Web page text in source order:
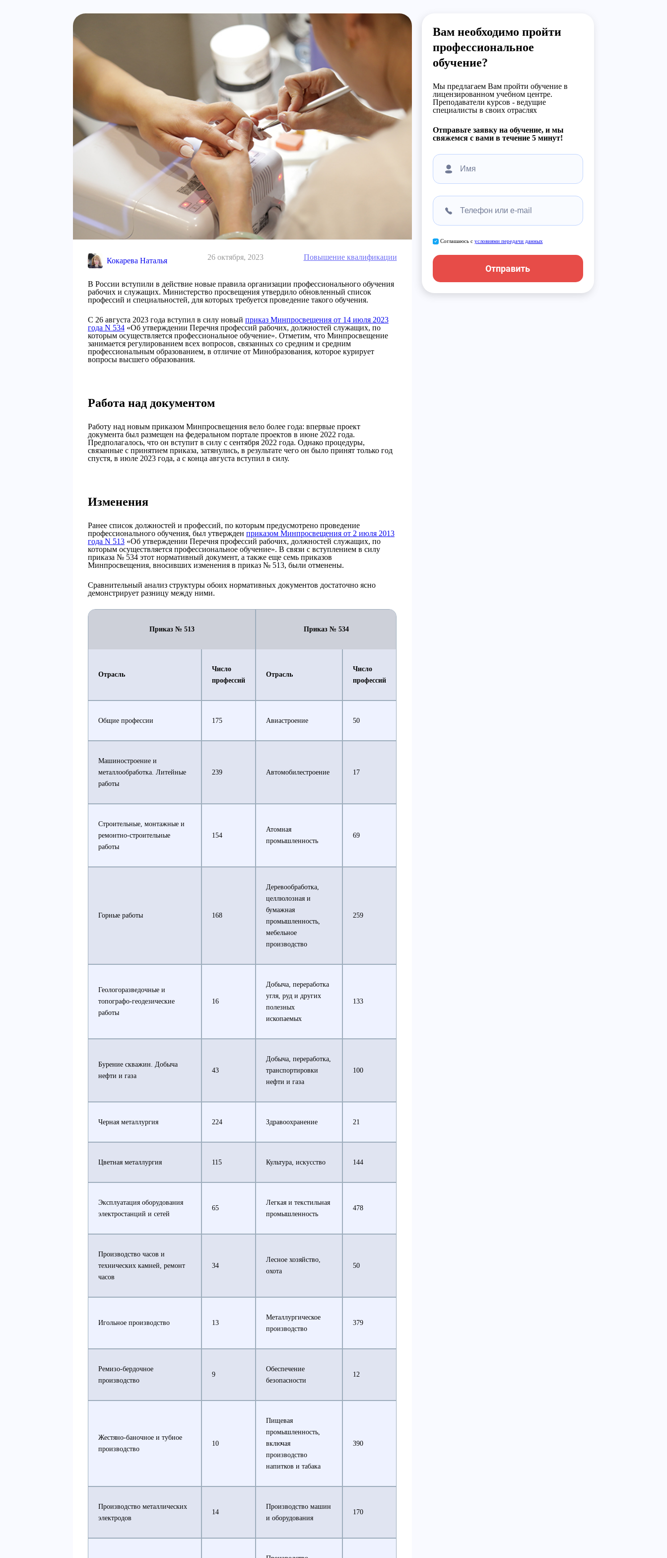
Кокарева Наталья 26 октября, 2023 Повышение квалификации
В России вступили в действие новые правила организации профессионального обучения
рабочих и служащих. Министерство просвещения утвердило обновленный список
профессий и специальностей, для которых требуется проведение такого обучения.
С 26 августа 2023 года вступил в силу новый приказ Минпросвещения от 14 июля 2023
года N 534 «Об утверждении Перечня профессий рабочих, должностей служащих, по
которым осуществляется профессиональное обучение». Отметим, что Минпросвещение
занимается регулированием всех вопросов, связанных со средним и средним
профессиональным образованием, в отличие от Минобразования, которое курирует
вопросы высшего образования.
Работа над документом
Работу над новым приказом Минпросвещения вело более года: впервые проект
документа был размещен на федеральном портале проектов в июне 2022 года.
Предполагалось, что он вступит в силу с сентября 2022 года. Однако процедуры,
связанные с принятием приказа, затянулись, в результате чего он было принят только год
спустя, в июле 2023 года, а с конца августа вступил в силу.
Изменения
Ранее список должностей и профессий, по которым предусмотрено проведение
профессионального обучения, был утвержден приказом Минпросвещения от 2 июля 2013
года N 513 «Об утверждении Перечня профессий рабочих, должностей служащих, по
которым осуществляется профессиональное обучение». В связи с вступлением в силу
приказа № 534 этот нормативный документ, а также еще семь приказов
Минпросвещения, вносивших изменения в приказ № 513, были отменены.
Сравнительный анализ структуры обоих нормативных документов достаточно ясно
демонстрирует разницу между ними.
Приказ № 513 Приказ № 534
Отрасль
Число
профессий
Отрасль
Число
профессий
Общие профессии 175 Авиастроение 50
Машиностроение и
металлообработка. Литейные
работы
239 Автомобилестроение 17
Строительные, монтажные и
ремонтно-строительные
работы
154
Атомная
промышленность
69
Горные работы 168
Деревообработка,
целлюлозная и
бумажная
промышленность,
мебельное
производство
259
Геологоразведочные и
топографо-геодезические
работы
16
Добыча, переработка
угля, руд и других
полезных
ископаемых
133
Бурение скважин. Добыча
нефти и газа
43
Добыча, переработка,
транспортировки
нефти и газа
100
Черная металлургия 224 Здравоохранение 21
Цветная металлургия 115 Культура, искусство 144
Эксплуатация оборудования
электростанций и сетей
65
Легкая и текстильная
промышленность
478
Производство часов и
технических камней, ремонт
часов
34
Лесное хозяйство,
охота
50
Игольное производство 13
Металлургическое
производство
379
Ремизо-бердочное
производство
9
Обеспечение
безопасности
12
Жестяно-баночное и тубное
производство
10
Пищевая
промышленность,
включая
производство
напитков и табака
390
Производство металлических
электродов
14
Производство машин
и оборудования
170
Вам необходимо пройти
профессиональное
обучение?
Мы предлагаем Вам пройти обучение в
лицензированном учебном центре.
Преподаватели курсов - ведущие
специалисты в своих отраслях
Отправьте заявку на обучение, и мы
свяжемся с вами в течение 5 минут!
Соглашаюсь с условиями передачи данных
Отправить